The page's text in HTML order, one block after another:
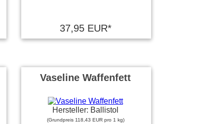
37,95 EUR*
Vaseline Waffenfett
Hersteller: Ballistol
(Grundpreis 118,43 EUR pro 1 kg)